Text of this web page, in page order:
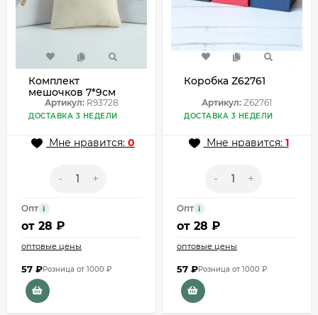
Комплект
мешочков 7*9см
(2шт) R93728
Артикул:R93728
ДОСТАВКА 3 НЕДЕЛИ
Мне нравится: 0
- +
Опт i
от 28 ₽
оптовые цены
57 ₽Розница от 1000 ₽
Коробка Z62761
Артикул: Z62761
ДОСТАВКА 3 НЕДЕЛИ
Мне нравится: 1
- +
Опт i
от 28 ₽
оптовые цены
57 ₽Розница от 1000 ₽